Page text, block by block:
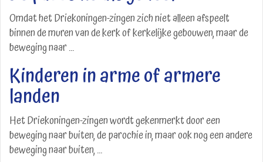
Omdat het Driekoningen-zingen zich niet alleen afspeelt
binnen de muren van de kerk of kerkelijke gebouwen, maar de
beweging naar ...
Kinderen in arme of armere
landen
Het Driekoningen-zingen wordt gekenmerkt door een
beweging naar buiten, de parochie in, maar ook nog een andere
beweging naar buiten, ...